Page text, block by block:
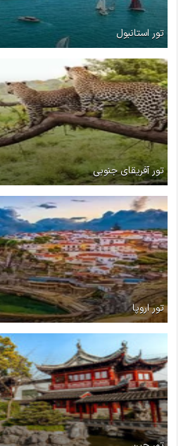
تور استانبول
تور آفریقای جنوبی
تور اروپا